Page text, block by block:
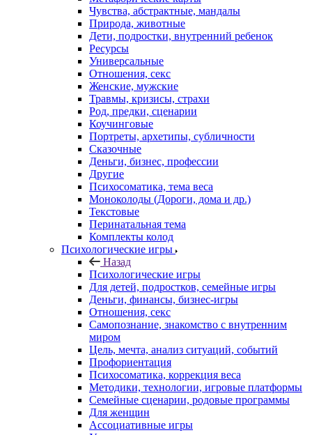
Чувства, абстрактные, мандалы
Природа, животные
Дети, подростки, внутренний ребенок
Ресурсы
Универсальные
Отношения, секс
Женские, мужские
Травмы, кризисы, страхи
Род, предки, сценарии
Коучинговые
Портреты, архетипы, субличности
Сказочные
Деньги, бизнес, профессии
Другие
Психосоматика, тема веса
Моноколоды (Дороги, дома и др.)
Текстовые
Перинатальная тема
Комплекты колод
Психологические игры
Назад
Психологические игры
Для детей, подростков, семейные игры
Деньги, финансы, бизнес-игры
Отношения, секс
Самопознание, знакомство с внутренним
миром
Цель, мечта, анализ ситуаций, событий
Профориентация
Психосоматика, коррекция веса
Методики, технологии, игровые платформы
Семейные сценарии, родовые программы
Для женщин
Ассоциативные игры